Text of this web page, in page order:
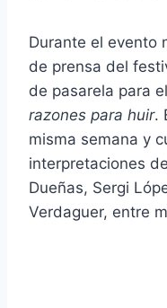
Durante el evento
de prensa del
de pasarela para
razones para huir.
misma semana y
interpretaciones
Dueñas, Sergi
Verdaguer, entre